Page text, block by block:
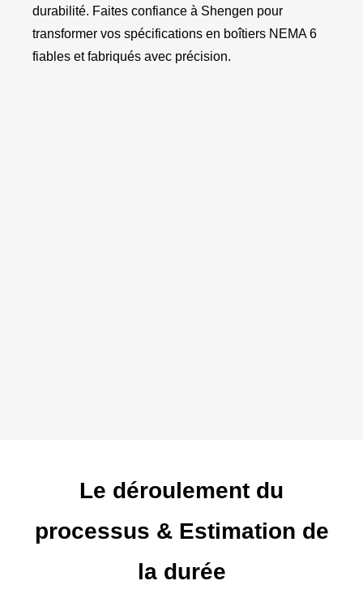
durabilité. Faites confiance à Shengen pour
transformer vos spécifications en boîtiers NEMA 6
fiables et fabriqués avec précision.
Le déroulement du
processus & Estimation de
la durée